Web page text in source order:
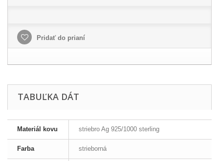
Pridať do prianí
TABUĽKA DÁT
Materiál kovu striebro Ag 925/1000 sterling
Farba strieborná